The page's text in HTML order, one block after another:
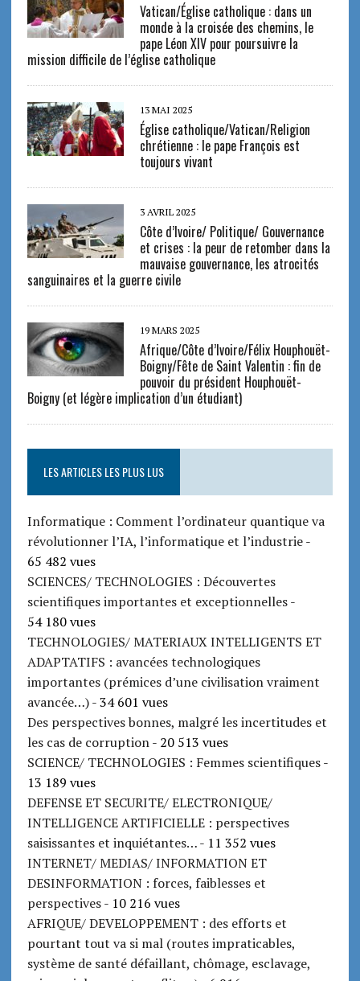
Vatican/Église catholique : dans un
monde à la croisée des chemins, le
pape Léon XIV pour poursuivre la
mission difficile de l’église catholique
13 MAI 2025
Église catholique/Vatican/Religion
chrétienne : le pape François est
toujours vivant
3 AVRIL 2025
Côte d’Ivoire/ Politique/ Gouvernance
et crises : la peur de retomber dans la
mauvaise gouvernance, les atrocités
sanguinaires et la guerre civile
19 MARS 2025
Afrique/Côte d’Ivoire/Félix Houphouët-
Boigny/Fête de Saint Valentin : fin de
pouvoir du président Houphouët-
Boigny (et légère implication d’un étudiant)
LES ARTICLES LES PLUS LUS
Informatique : Comment l’ordinateur quantique va
révolutionner l’IA, l’informatique et l’industrie-
65 482 vues
SCIENCES/ TECHNOLOGIES : Découvertes
scientifiques importantes et exceptionnelles-
54 180 vues
TECHNOLOGIES/ MATERIAUX INTELLIGENTS ET
ADAPTATIFS : avancées technologiques
importantes (prémices d’une civilisation vraiment
avancée…)- 34 601 vues
Des perspectives bonnes, malgré les incertitudes et
les cas de corruption- 20 513 vues
SCIENCE/ TECHNOLOGIES : Femmes scientifiques-
13 189 vues
DEFENSE ET SECURITE/ ELECTRONIQUE/
INTELLIGENCE ARTIFICIELLE : perspectives
saisissantes et inquiétantes…- 11 352 vues
INTERNET/ MEDIAS/ INFORMATION ET
DESINFORMATION : forces, faiblesses et
perspectives- 10 216 vues
AFRIQUE/ DEVELOPPEMENT : des efforts et
pourtant tout va si mal (routes impraticables,
système de santé défaillant, chômage, esclavage,